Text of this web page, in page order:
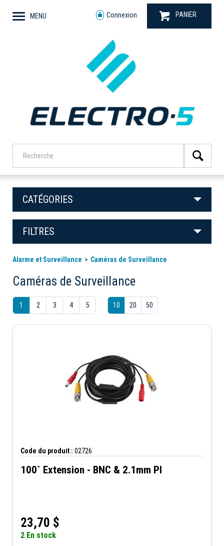
MENU Connexion PANIER
CATÉGORIES
FILTRES
Alarme et Surveillance Caméras de Surveillance
Caméras de Surveillance
1 2 3 4 5 10 20 50
Code du produit : 02726
100` Extension - BNC & 2.1mm Pl
23,70 $
2 En stock